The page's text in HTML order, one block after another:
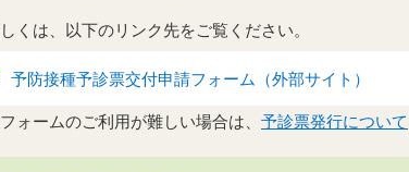
くは、以下のリンク先をご覧ください。
予防接種予診票交付申請フォーム（外部サイト）
ォームのご利用が難しい場合は、 予診票発行について